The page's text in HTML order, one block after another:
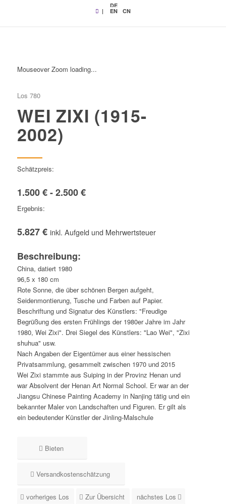
|
DE
EN CN
Mouseover Zoom loading...
Los 780
WEI ZIXI (1915-
2002)
Schätzpreis:
1.500 € - 2.500 €
Ergebnis:
5.827 € inkl. Aufgeld und Mehrwertsteuer
Beschreibung:
China, datiert 1980
96,5 x 180 cm
Rote Sonne, die über schönen Bergen aufgeht,
Seidenmontierung, Tusche und Farben auf Papier.
Beschriftung und Signatur des Künstlers: "Freudige
Begrüßung des ersten Frühlings der 1980er Jahre im Jahr
1980, Wei Zixi". Drei Siegel des Künstlers: "Lao Wei", "Zixi
shuhua" usw.
Nach Angaben der Eigentümer aus einer hessischen
Privatsammlung, gesammelt zwischen 1970 und 2015
Wei Zixi stammte aus Suiping in der Provinz Henan und
war Absolvent der Henan Art Normal School. Er war an der
Jiangsu Chinese Painting Academy in Nanjing tätig und ein
bekannter Maler von Landschaften und Figuren. Er gilt als
ein bedeutender Künstler der Jinling-Malschule
Bieten
Versandkostenschätzung
vorheriges Los Zur Übersicht nächstes Los